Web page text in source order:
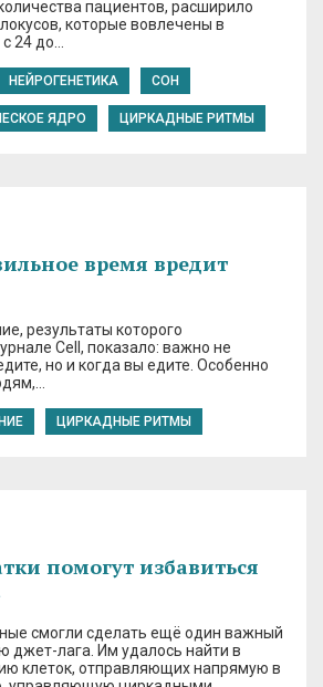
пациентов, расширило
которые вовлечены в
24 до…
НЕЙРОГЕНЕТИКА СОН
ЯДРО ЦИРКАДНЫЕ РИТМЫ
время вредит
результаты которого
Cell, показало: важно не
но и когда вы едите. Особенно
ЦИРКАДНЫЕ РИТМЫ
помогут избавиться
смогли сделать ещё один важный
джет-лага. Им удалось найти в
клеток, отправляющих напрямую в